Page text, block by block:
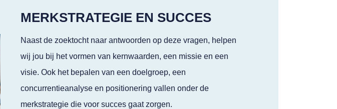
MERKSTRATEGIE EN SUCCES
Naast de zoektocht naar antwoorden op deze vragen, helpen
wij jou bij het vormen van kernwaarden, een missie en een
visie. Ook het bepalen van een doelgroep, een
concurrentieanalyse en positionering vallen onder de
merkstrategie die voor succes gaat zorgen.